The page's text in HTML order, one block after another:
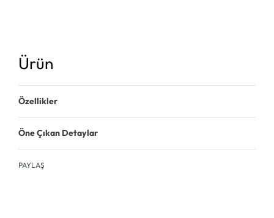
Ürün
Özellikler
Öne Çıkan Detaylar
PAYLAŞ